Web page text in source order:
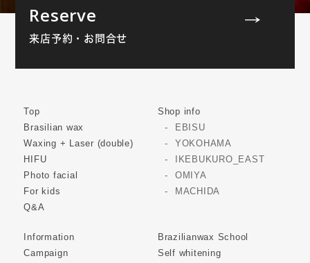
Reserve
来店予約・お問合せ
Top
Brasilian wax
Waxing + Laser (double)
HIFU
Photo facial
For kids
Q&A
Shop info
EBISU
YOKOHAMA
IKEBUKURO_EAST
OMIYA
MACHIDA
Information
Campaign
Brazilianwax School
Self whitening